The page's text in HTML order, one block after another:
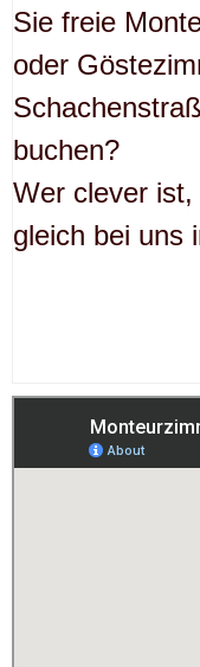
Sie freie
oder
buchen?
Wer clever
gleich bei uns